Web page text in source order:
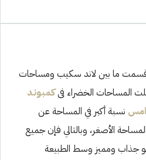
300 فدان قسمت ما بين لاند سكيب ومساحات
المساحات الخضراء فىكمبوند
نسبة أكبر في المساحة عن
الأصغر، وبالتالي فإن جميع
جذاب ومميز وسط الطبيعة